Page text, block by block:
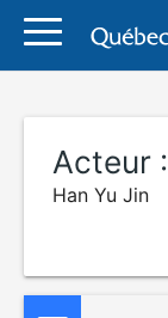
Acteur :
Han Yu Jin